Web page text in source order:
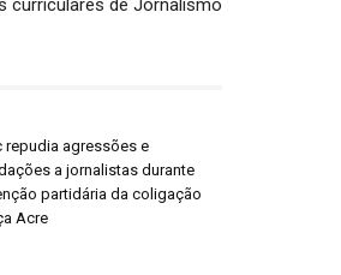
curriculares de Jornalismo
repudia agressões e
a jornalistas durante
partidária da coligação
Acre